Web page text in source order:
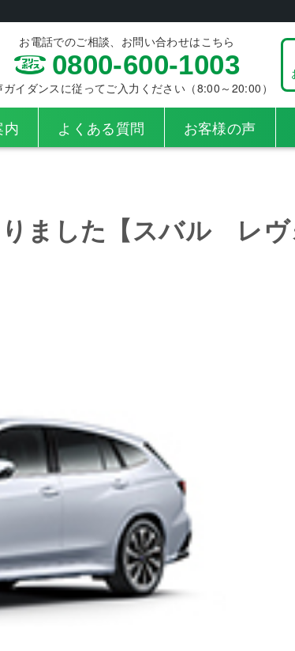
お電話でのご相談、お問い合わせはこちら
0800-600-1003
ガイダンスに従ってご入力ください（8:00～20:00）
内 よくある質問 お客様の声
りました【スバル レヴ